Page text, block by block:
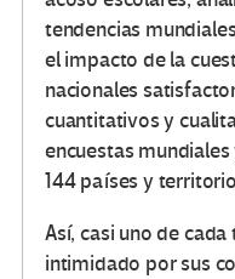
tendencias
el impacto de la
nacionales
cuantitativos y
encuestas
144 países y
Así, casi uno de
intimidado por sus